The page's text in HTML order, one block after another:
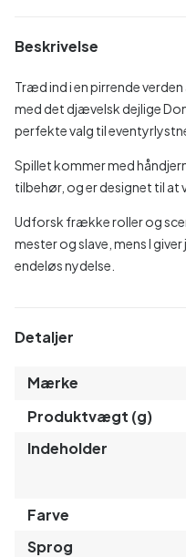
Beskrivelse
Træd ind i en pirrende
med det djævelsk dejlige
perfekte valg til
Spillet kommer med
tilbehør, og er designet til at
Udforsk frække roller og
mester og slave, mens I
endeløs nydelse.
Detaljer
Mærke
Produktvægt (g)
Indeholder
Farve
Sprog